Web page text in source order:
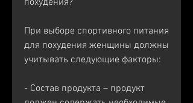
При выборе спортивного питания
для похудения женщины должны
учитывать следующие факторы:
- Состав продукта – продукт